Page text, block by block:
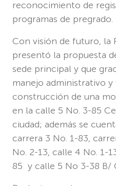
reconocimiento de
programas de pregrado.
Con visión de futuro, la
presentó la propuesta
sede principal y que
manejo administrativo
construcción de una
en la calle 5 No. 3-85
ciudad; además se
carrera 3 No. 1-83,
No. 2-13, calle 4 No. 1-
85 y calle 5 No 3-38 B/